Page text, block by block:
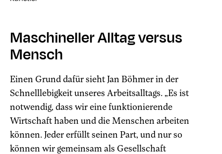
Maschineller Alltag versus
Mensch
Einen Grund dafür sieht Jan Böhmer in der
Schnelllebigkeit unseres Arbeitsalltags. „Es ist
notwendig, dass wir eine funktionierende
Wirtschaft haben und die Menschen arbeiten
können. Jeder erfüllt seinen Part, und nur so
können wir gemeinsam als Gesellschaft